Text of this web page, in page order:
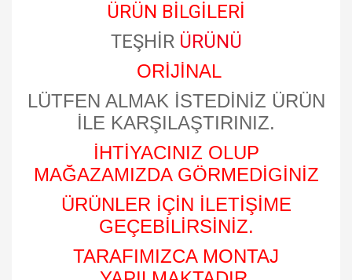
ÜRÜN BİLGİLERİ
TEŞHİR ÜRÜNÜ
ORİJİNAL
LÜTFEN ALMAK İSTEDİNİZ ÜRÜN
İLE KARŞILAŞTIRINIZ.
İHTİYACINIZ OLUP
MAĞAZAMIZDA GÖRMEDİGİNİZ
ÜRÜNLER İÇİN İLETİŞİME
GEÇEBİLİRSİNİZ.
TARAFIMIZCA MONTAJ